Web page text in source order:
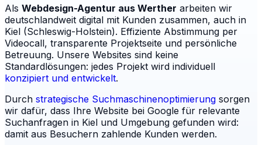
Als Webdesign-Agentur aus Werther arbeiten wir
deutschlandweit digital mit Kunden zusammen, auch in
Kiel (Schleswig-Holstein). Effiziente Abstimmung per
Videocall, transparente Projektseite und persönliche
Betreuung. Unsere Websites sind keine
Standardlösungen: jedes Projekt wird individuell
konzipiert und entwickelt.
Durch strategische Suchmaschinenoptimierung sorgen
wir dafür, dass Ihre Website bei Google für relevante
Suchanfragen in Kiel und Umgebung gefunden wird:
damit aus Besuchern zahlende Kunden werden.